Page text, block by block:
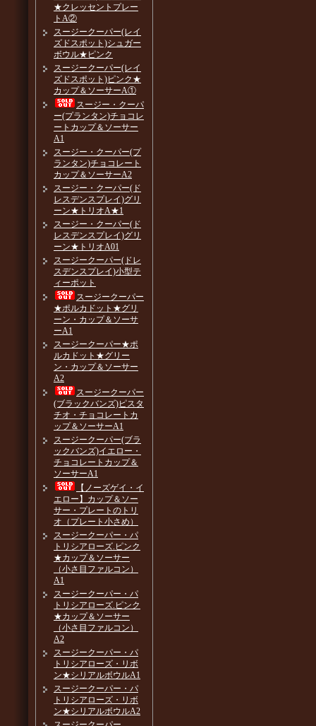
★クレッセントプレー
トA②
スージークーパー(レイ
ズドスポット)シュガー
ボウル★ピンク
スージークーパー(レイ
ズドスポット)ピンク★
カップ＆ソーサーA①
スージー・クーパ
ー(プランタン)チョコレ
ートカップ＆ソーサー
A1
スージー・クーパー(プ
ランタン)チョコレート
カップ＆ソーサーA2
スージー・クーパー(ド
レスデンスプレイ)グリ
ーン★トリオA★1
スージー・クーパー(ド
レスデンスプレイ)グリ
ーン★トリオA01
スージークーパー(ドレ
スデンスプレイ)小型テ
ィーポット
スージークーパー
★ポルカドット★グリ
ーン・カップ＆ソーサ
ーA1
スージークーパー★ポ
ルカドット★グリー
ン・カップ＆ソーサー
A2
スージークーパー
(ブラックバンズ)ピスタ
チオ・チョコレートカ
ップ＆ソーサーA1
スージークーパー(ブラ
ックバンズ)イエロー・
チョコレートカップ＆
ソーサーA1
【ノーズゲイ・イ
エロー】カップ＆ソー
サー・プレートのトリ
オ（プレート小さめ）
スージークーパー・パ
トリシアローズ.ピンク
★カップ＆ソーサー
（小さ目ファルコン）
A1
スージークーパー・パ
トリシアローズ.ピンク
★カップ＆ソーサー
（小さ目ファルコン）
A2
スージークーパー・パ
トリシアローズ・リボ
ン★シリアルボウルA1
スージークーパー・パ
トリシアローズ・リボ
ン★シリアルボウルA2